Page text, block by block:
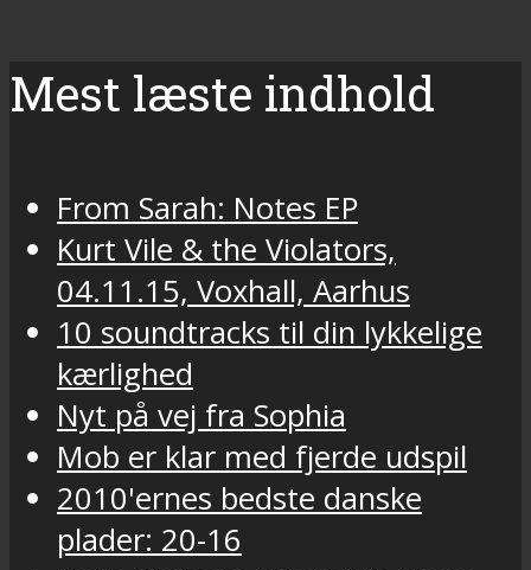
Mest læste indhold
From Sarah: Notes EP
Kurt Vile & the Violators,
04.11.15, Voxhall, Aarhus
10 soundtracks til din lykkelige
kærlighed
Nyt på vej fra Sophia
Mob er klar med fjerde udspil
2010'ernes bedste danske
plader: 20-16